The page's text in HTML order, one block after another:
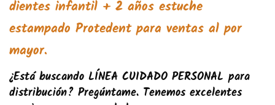
dientes infantil + 2 años estuche
estampado Protedent para ventas al por
mayor.
¿Está buscando LÍNEA CUIDADO PERSONAL para
distribución? Pregúntame. Tenemos excelentes